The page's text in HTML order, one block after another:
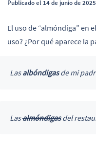
Publicado el 14 de junio de
El uso de “almóndiga” en
uso? ¿Por qué aparece la
Lasalbóndigasde mi
Lasalmóndigasdel